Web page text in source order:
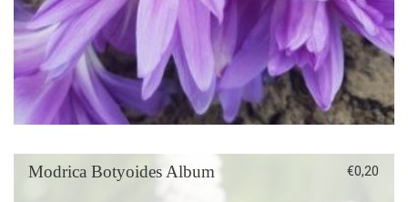
Modrica Botyoides Album €0,20